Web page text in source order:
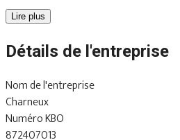
Lire plus
Détails de l'entreprise
Nom de l'entreprise
Charneux
Numéro KBO
872407013